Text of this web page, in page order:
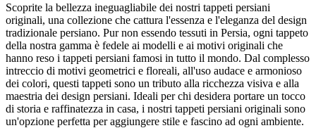
Scoprite la bellezza ineguagliabile dei nostri tappeti persiani
originali, una collezione che cattura l'essenza e l'eleganza del design
tradizionale persiano. Pur non essendo tessuti in Persia, ogni tappeto
della nostra gamma è fedele ai modelli e ai motivi originali che
hanno reso i tappeti persiani famosi in tutto il mondo. Dal complesso
intreccio di motivi geometrici e floreali, all'uso audace e armonioso
dei colori, questi tappeti sono un tributo alla ricchezza visiva e alla
maestria dei design persiani. Ideali per chi desidera portare un tocco
di storia e raffinatezza in casa, i nostri tappeti persiani originali sono
un'opzione perfetta per aggiungere stile e fascino ad ogni ambiente.